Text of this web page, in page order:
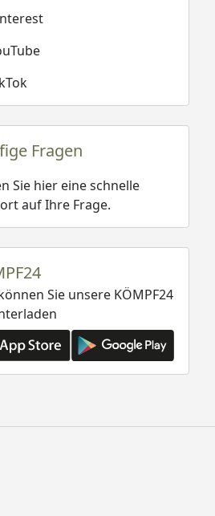
Fragen
Sie hier eine schnelle
auf Ihre Frage.
Sie unsere KÖMPF24